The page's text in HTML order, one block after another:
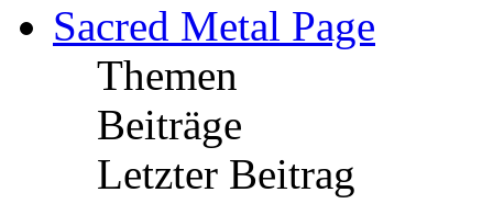
Sacred Metal Page
Themen
Beiträge
Letzter Beitrag